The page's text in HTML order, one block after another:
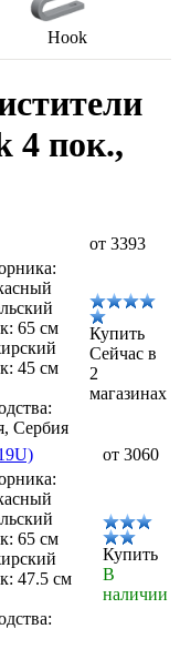
Hook
4 пок.,
от 3393
65 см
45 см
Сербия
Купить
Сейчас в
2
магазинах
от 3060
65 см
47.5 см
Купить
В
наличии